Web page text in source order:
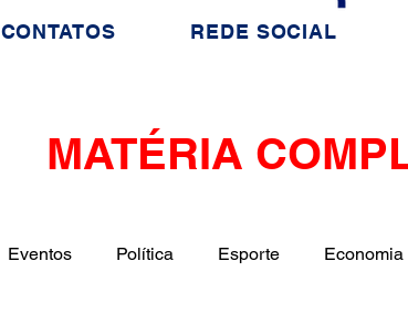
MATÉRIA
Eventos Política Esporte Economia
CONTATOS REDE SOCIAL